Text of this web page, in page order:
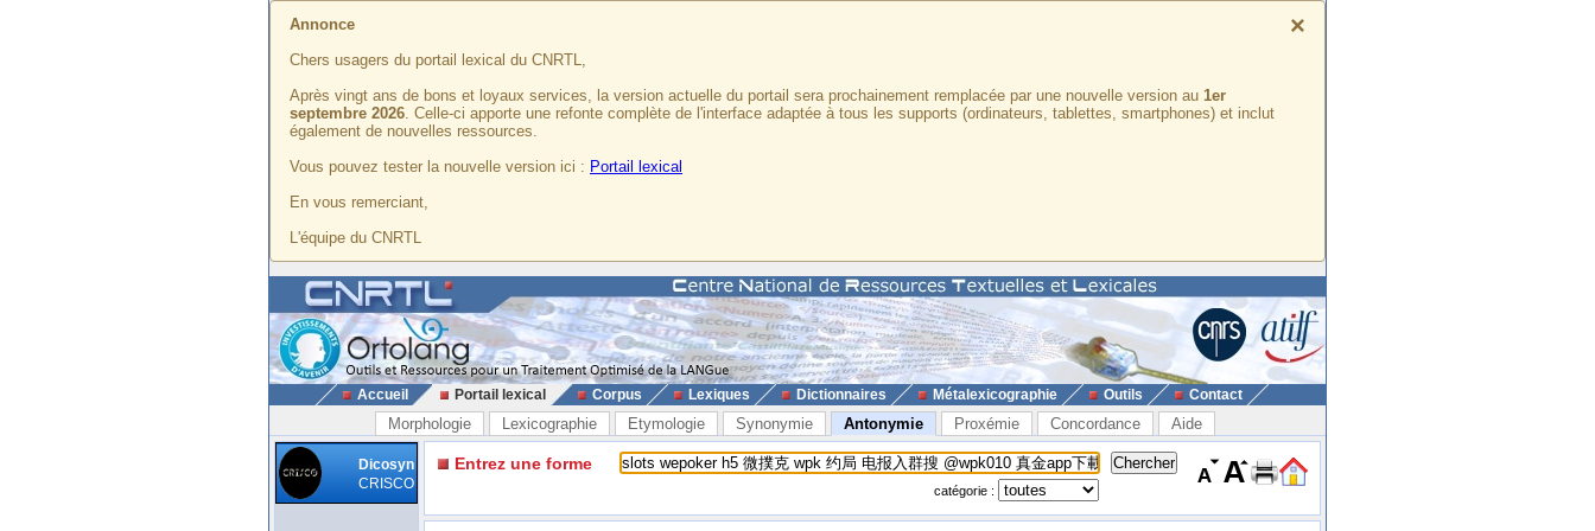
×
Annonce
Chers usagers du portail lexical du CNRTL,
Après vingt ans de bons et loyaux services, la version actuelle du portail sera prochainement remplacée par une nouvelle version au 1er
septembre 2026. Celle-ci apporte une refonte complète de l'interface adaptée à tous les supports (ordinateurs, tablettes, smartphones) et inclut
également de nouvelles ressources.
Vous pouvez tester la nouvelle version ici : Portail lexical
En vous remerciant,
L'équipe du CNRTL
Accueil Portail lexical Corpus Lexiques Dictionnaires Métalexicographie Outils Contact
Morphologie Lexicographie Etymologie Synonymie Antonymie Proxémie Concordance Aide
Dicosyn
CRISCO
Entrez une forme
catégorie :